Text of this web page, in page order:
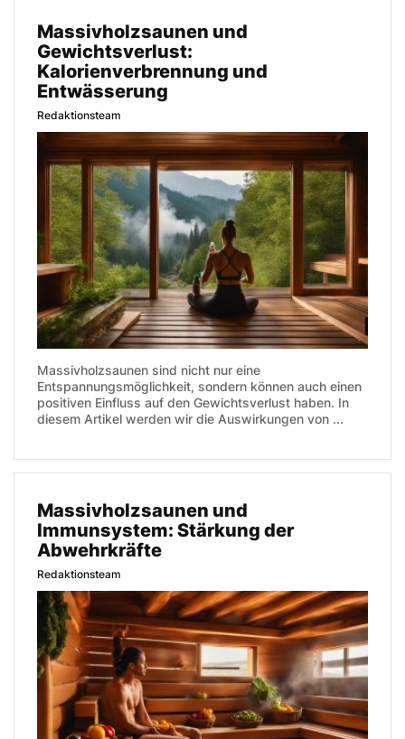
Massivholzsaunen und
Gewichtsverlust:
Kalorienverbrennung und
Entwässerung
Redaktionsteam
Massivholzsaunen sind nicht nur eine
Entspannungsmöglichkeit, sondern können auch einen
positiven Einfluss auf den Gewichtsverlust haben. In
diesem Artikel werden wir die Auswirkungen von ...
Massivholzsaunen und
Immunsystem: Stärkung der
Abwehrkräfte
Redaktionsteam